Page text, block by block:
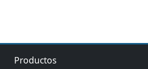
Productos